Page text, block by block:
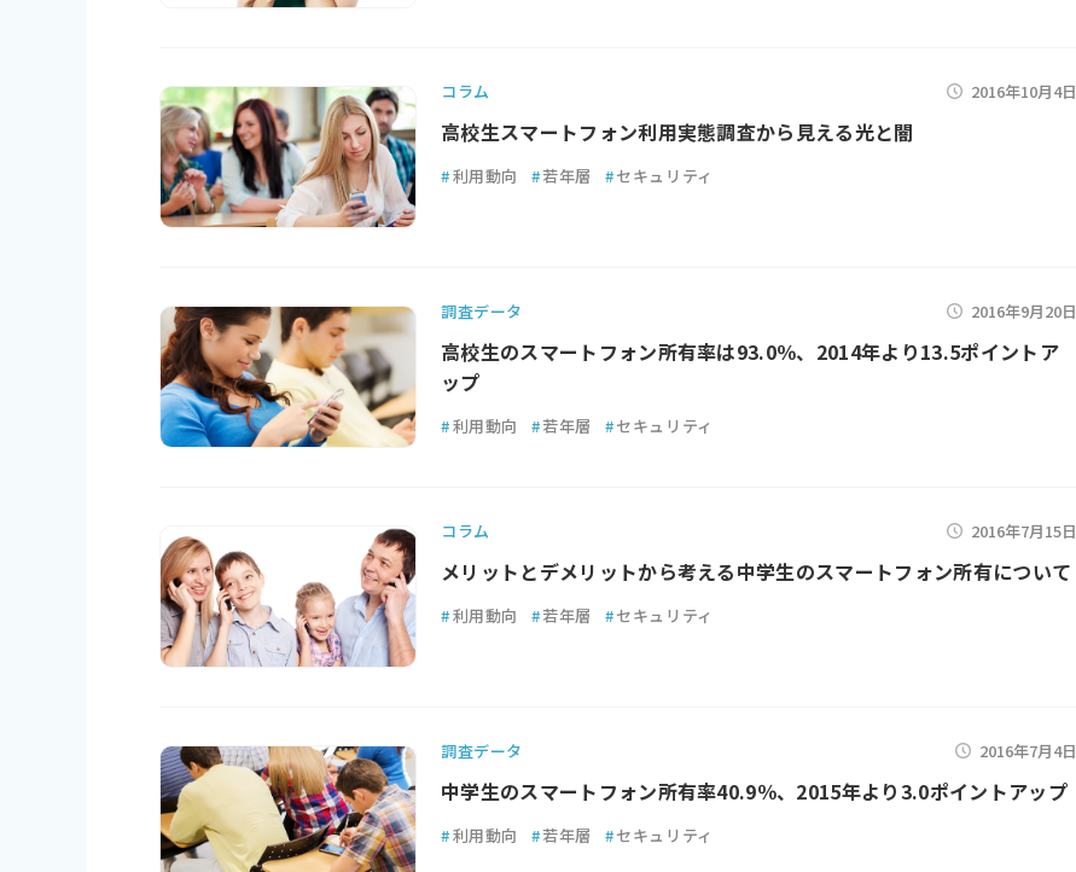
コラム 2016年10月4日
高校生スマートフォン利用実態調査から見える光と闇
#利用動向 #若年層 #セキュリティ
調査データ 2016年9月20日
高校生のスマートフォン所有率は93.0％、2014年より13.5ポイントア
ップ
#利用動向 #若年層 #セキュリティ
コラム 2016年7月15日
メリットとデメリットから考える中学生のスマートフォン所有について
#利用動向 #若年層 #セキュリティ
調査データ 2016年7月4日
中学生のスマートフォン所有率40.9％、2015年より3.0ポイントアップ
#利用動向 #若年層 #セキュリティ